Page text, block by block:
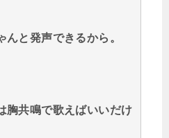
と発声できるから。
胸共鳴で歌えばいいだけ